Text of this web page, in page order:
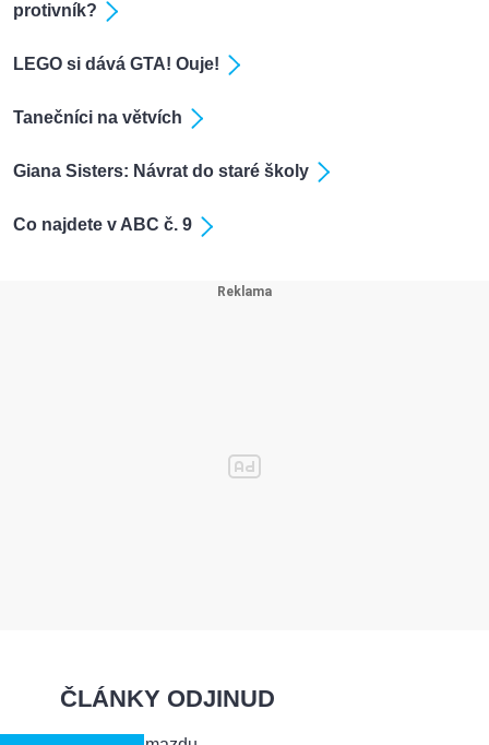
protivník?
LEGO si dává GTA! Ouje!
Tanečníci na větvích
Giana Sisters: Návrat do staré školy
Co najdete v ABC č. 9
ČLÁNKY ODJINUD